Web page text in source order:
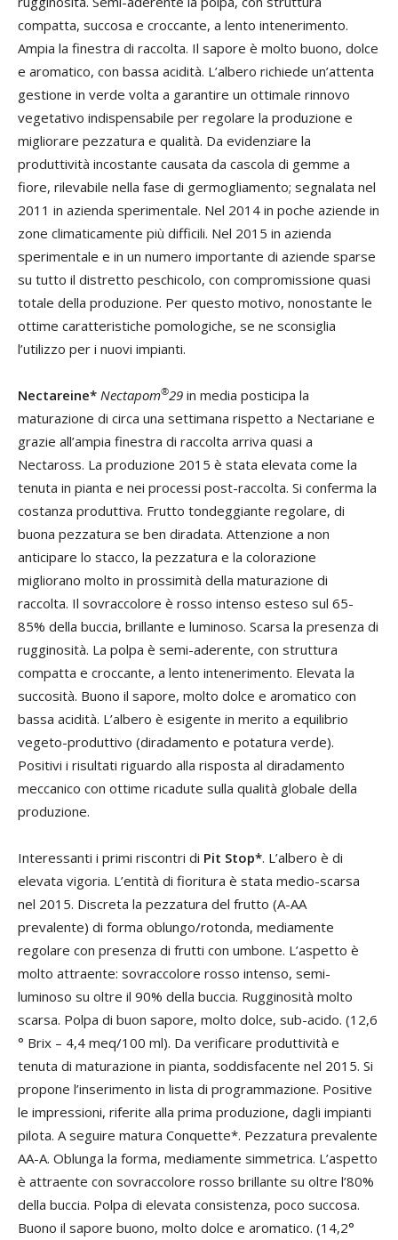
compatta, succosa e croccante, a lento intenerimento.
Ampia la finestra di raccolta. Il sapore è molto buono, dolce
e aromatico, con bassa acidità. L’albero richiede un’attenta
gestione in verde volta a garantire un ottimale rinnovo
vegetativo indispensabile per regolare la produzione e
migliorare pezzatura e qualità. Da evidenziare la
produttività incostante causata da cascola di gemme a
fiore, rilevabile nella fase di germogliamento; segnalata nel
2011 in azienda sperimentale. Nel 2014 in poche aziende in
zone climaticamente più difficili. Nel 2015 in azienda
sperimentale e in un numero importante di aziende sparse
su tutto il distretto peschicolo, con compromissione quasi
totale della produzione. Per questo motivo, nonostante le
ottime caratteristiche pomologiche, se ne sconsiglia
l’utilizzo per i nuovi impianti.
Nectareine* Nectapom®29 in media posticipa la
maturazione di circa una settimana rispetto a Nectariane e
grazie all’ampia finestra di raccolta arriva quasi a
Nectaross. La produzione 2015 è stata elevata come la
tenuta in pianta e nei processi post-raccolta. Si conferma la
costanza produttiva. Frutto tondeggiante regolare, di
buona pezzatura se ben diradata. Attenzione a non
anticipare lo stacco, la pezzatura e la colorazione
migliorano molto in prossimità della maturazione di
raccolta. Il sovraccolore è rosso intenso esteso sul 65-
85% della buccia, brillante e luminoso. Scarsa la presenza di
rugginosità. La polpa è semi-aderente, con struttura
compatta e croccante, a lento intenerimento. Elevata la
succosità. Buono il sapore, molto dolce e aromatico con
bassa acidità. L’albero è esigente in merito a equilibrio
vegeto-produttivo (diradamento e potatura verde).
Positivi i risultati riguardo alla risposta al diradamento
meccanico con ottime ricadute sulla qualità globale della
produzione.
Interessanti i primi riscontri di Pit Stop*. L’albero è di
elevata vigoria. L’entità di fioritura è stata medio-scarsa
nel 2015. Discreta la pezzatura del frutto (A-AA
prevalente) di forma oblungo/rotonda, mediamente
regolare con presenza di frutti con umbone. L’aspetto è
molto attraente: sovraccolore rosso intenso, semi-
luminoso su oltre il 90% della buccia. Rugginosità molto
scarsa. Polpa di buon sapore, molto dolce, sub-acido. (12,6
° Brix – 4,4 meq/100 ml). Da verificare produttività e
tenuta di maturazione in pianta, soddisfacente nel 2015. Si
propone l’inserimento in lista di programmazione. Positive
le impressioni, riferite alla prima produzione, dagli impianti
pilota. A seguire matura Conquette*. Pezzatura prevalente
AA-A. Oblunga la forma, mediamente simmetrica. L’aspetto
è attraente con sovraccolore rosso brillante su oltre l’80%
della buccia. Polpa di elevata consistenza, poco succosa.
Buono il sapore buono, molto dolce e aromatico. (14,2°